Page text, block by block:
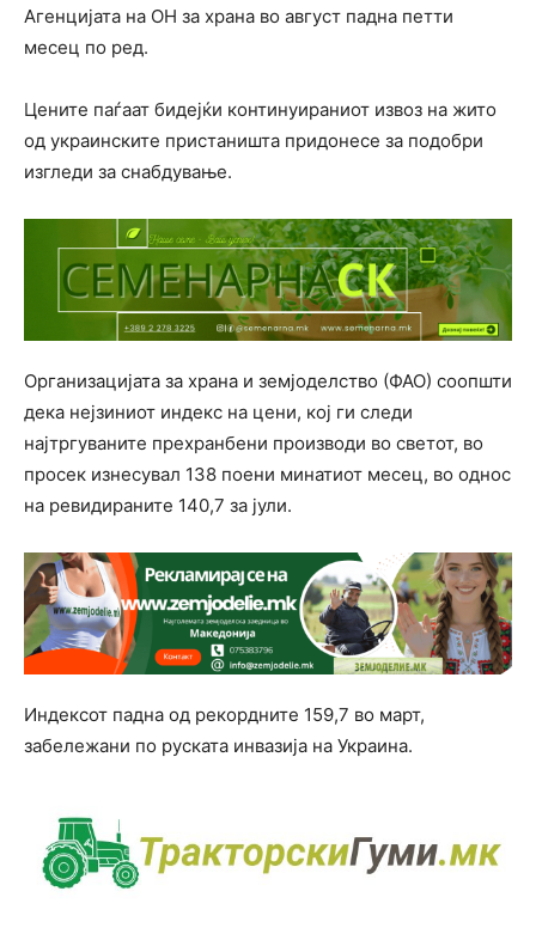
Агенцијата на ОН за храна во август падна петти
месец по ред.
Цените паѓаат бидејќи континуираниот извоз на жито
од украинските пристаништа придонесе за подобри
изгледи за снабдување.
Организацијата за храна и земјоделство (ФАО) соопшти
дека нејзиниот индекс на цени, кој ги следи
најтргуваните прехранбени производи во светот, во
просек изнесувал 138 поени минатиот месец, во однос
на ревидираните 140,7 за јули.
Индексот падна од рекордните 159,7 во март,
забележани по руската инвазија на Украина.